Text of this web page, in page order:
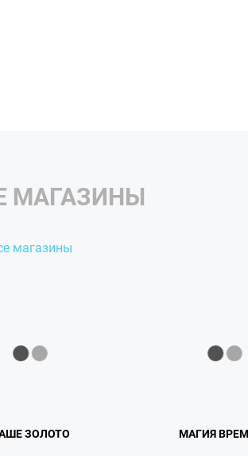
МАГАЗИНЫ
магазины
ЗОЛОТО МАГИЯ